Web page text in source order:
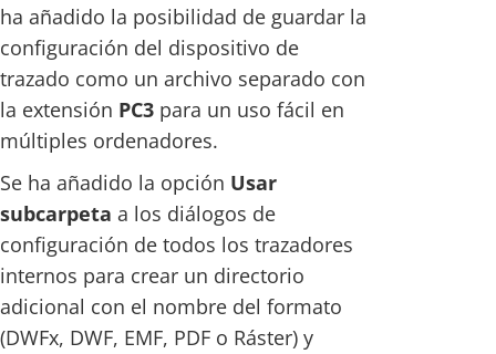
ha añadido la posibilidad de guardar la
configuración del dispositivo de
trazado como un archivo separado con
la extensión PC3 para un uso fácil en
múltiples ordenadores.
Se ha añadido la opción Usar
subcarpeta a los diálogos de
configuración de todos los trazadores
internos para crear un directorio
adicional con el nombre del formato
(DWFx, DWF, EMF, PDF o Ráster) y